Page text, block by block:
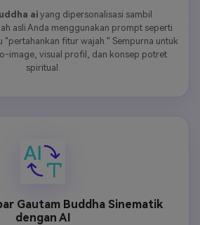
ai yang dipersonalisasi sambil
asli Anda menggunakan prompt seperti
"pertahankan fitur wajah." Sempurna untuk
image, visual profil, dan konsep potret
spiritual.
Gautam Buddha Sinematik
dengan AI